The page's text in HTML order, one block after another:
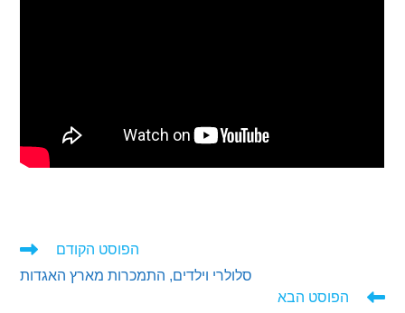
הפוסט הקודם
סלולרי וילדים, התמכרות מארץ האגדות
הפוסט הבא